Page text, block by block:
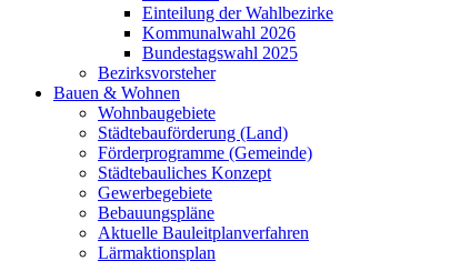
Einteilung der Wahlbezirke
Kommunalwahl 2026
Bundestagswahl 2025
Bezirksvorsteher
Bauen & Wohnen
Wohnbaugebiete
Städtebauförderung (Land)
Förderprogramme (Gemeinde)
Städtebauliches Konzept
Gewerbegebiete
Bebauungspläne
Aktuelle Bauleitplanverfahren
Lärmaktionsplan